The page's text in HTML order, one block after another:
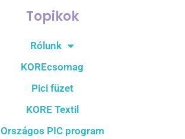
Topikok
Rólunk
KOREcsomag
Pici füzet
KORE Textil
Országos PIC program